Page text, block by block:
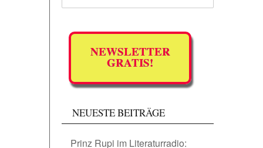
NEWSLETTER
GRATIS!
NEUESTE BEITRÄGE
Prinz Rupi im Literaturradio: